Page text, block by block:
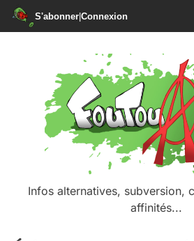
S'abonner|Connexion
Infos alternatives, subversion,
affinités...